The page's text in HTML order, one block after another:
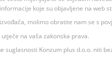
koje su objavljene na web
molimo obratite nam se s
na vaša zakonska prava.
Konzum plus d.o.o. niti